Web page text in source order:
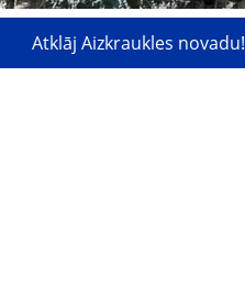
Atklāj Aizkraukles novadu!